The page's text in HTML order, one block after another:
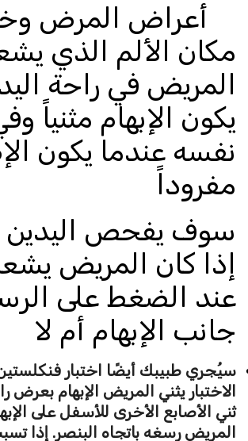
أعراض المرض
مكان الألم الذي
المريض في راحة
يكون الإبهام مثنياً
نفسه عندما يكون
مفروداً
سوف يفحص اليدين
إذا كان المريض يشعر
عند الضغط على
جانب الإبهام أم لا
سيُجري طبيبك أيضًا اختبار
الاختبار يثني المريض الإبهام بعرض
ثني الأصابع الأخرى للأسفل على
المريض رسغه باتجاه البنصر. إذا